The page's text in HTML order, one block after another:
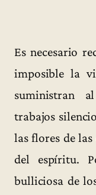
Es necesario
imposible la
suministran
trabajos
las flores de
del espíritu.
bulliciosa de